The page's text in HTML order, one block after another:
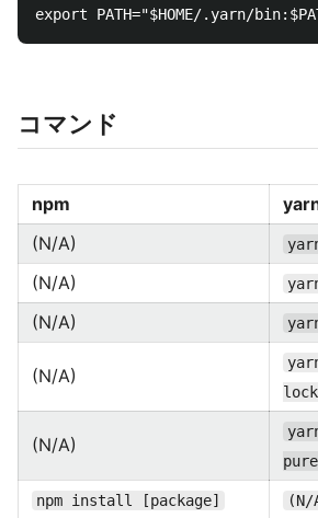
コマンド
npm
(N/A)
(N/A)
(N/A)
(N/A)
(N/A)
npm install [package] (N/